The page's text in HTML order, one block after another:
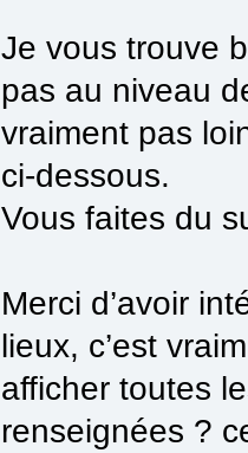
Je vous trouve
pas au niveau
vraiment pas
ci-dessous.
Vous faites du
Merci d’avoir
lieux, c’est
afficher toutes
renseignées ?